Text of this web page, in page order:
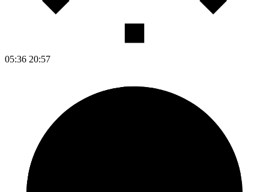
05:36 20:57